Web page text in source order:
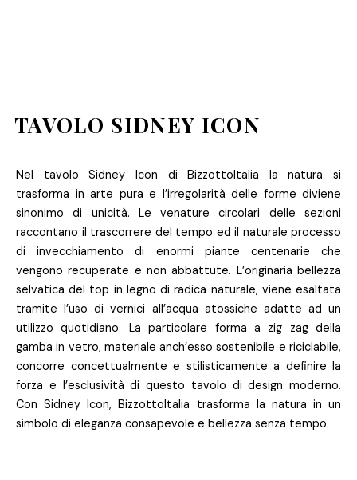
TAVOLO SIDNEY ICON
Nel tavolo Sidney Icon di BizzottoItalia la natura si
trasforma in arte pura e l’irregolarità delle forme diviene
sinonimo di unicità. Le venature circolari delle sezioni
raccontano il trascorrere del tempo ed il naturale processo
di invecchiamento di enormi piante centenarie che
vengono recuperate e non abbattute. L’originaria bellezza
selvatica del top in legno di radica naturale, viene esaltata
tramite l’uso di vernici all’acqua atossiche adatte ad un
utilizzo quotidiano. La particolare forma a zig zag della
gamba in vetro, materiale anch’esso sostenibile e riciclabile,
concorre concettualmente e stilisticamente a definire la
forza e l’esclusività di questo tavolo di design moderno.
Con Sidney Icon, BizzottoItalia trasforma la natura in un
simbolo di eleganza consapevole e bellezza senza tempo.